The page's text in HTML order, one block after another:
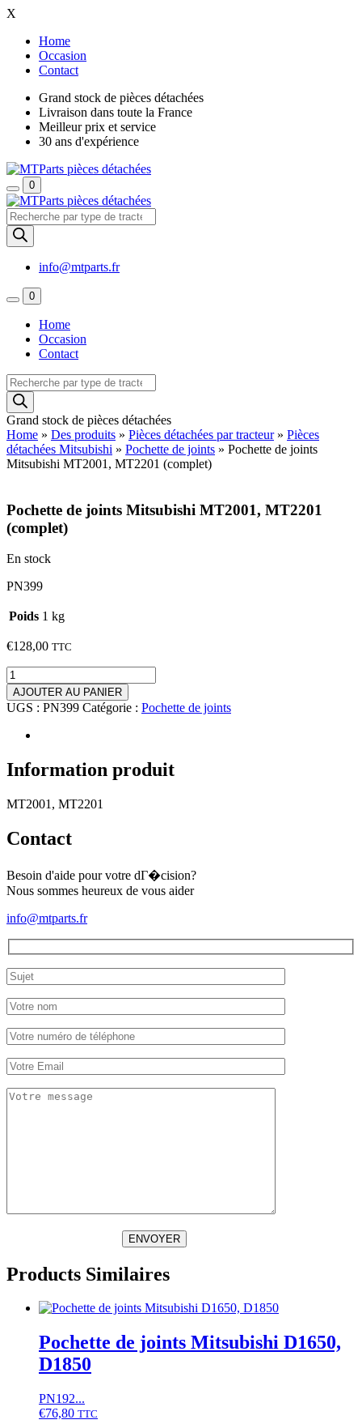
X
Home
Occasion
Contact
Grand stock de pièces détachées
Livraison dans toute la France
Meilleur prix et service
30 ans d'expérience
0
Recherche
de
produits
info@mtparts.fr
0
Home
Occasion
Contact
Recherche
de
produits
Grand stock de pièces détachées
Home » Des produits » Pièces détachées par tracteur» Pièces
détachées Mitsubishi » Pochette de joints » Pochette de joints
Mitsubishi MT2001, MT2201 (complet)
Pochette de joints Mitsubishi MT2001, MT2201
(complet)
En stock
PN399
Poids 1 kg
€128,00 TTC
quantité
de
Pochette
de
joints
MT2001,
MT2201
AJOUTER AU PANIER
UGS : PN399 Catégorie : Pochette de joints
Information produit
MT2001, MT2201
Contact
Besoin d'aide pour votre dГ�cision?
Nous sommes heureux de vous aider
info@mtparts.fr
ENVOYER
Products Similaires
Pochette de joints Mitsubishi D1650,
D1850
PN192...
€76,80 TTC